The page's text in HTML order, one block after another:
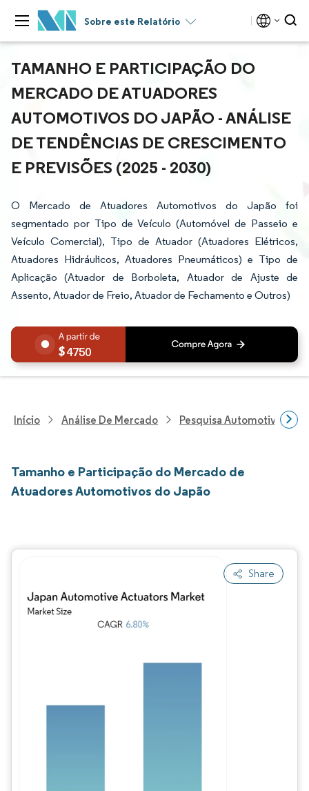
Sobre este Relatório
TAMANHO E PARTICIPAÇÃO DO
MERCADO DE ATUADORES
AUTOMOTIVOS DO JAPÃO - ANÁLISE
DE TENDÊNCIAS DE CRESCIMENTO
E PREVISÕES (2025 - 2030)
O Mercado de Atuadores Automotivos do Japão foi
segmentado por Tipo de Veículo (Automóvel de Passeio e
Veículo Comercial), Tipo de Atuador (Atuadores Elétricos,
Atuadores Hidráulicos, Atuadores Pneumáticos) e Tipo de
Aplicação (Atuador de Borboleta, Atuador de Ajuste de
Assento, Atuador de Freio, Atuador de Fechamento e Outros)
4750
Início Análise De Mercado Pesquisa Automotiva
Tamanho e Participação do Mercado de
Atuadores Automotivos do Japão
Share